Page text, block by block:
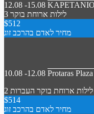
12.08 -15.08
3 לילות ארוחת בוקר
$512
מחיר לאדם בהרכב זוג
10.08 -12.08 Protaras
2 לילות ארוחת בוקר העברות
$514
מחיר לאדם בהרכב זוג